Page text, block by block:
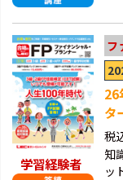
学習経験者
フ
26
タ
税
知
ッ